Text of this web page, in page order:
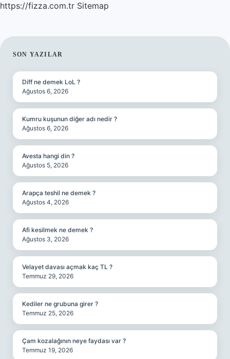
https://fizza.com.tr Sitemap
SIDEBAR
SON YAZILAR
Diff ne demek LoL ?
Ağustos 6, 2026
Kumru kuşunun diğer adı nedir ?
Ağustos 6, 2026
Avesta hangi din ?
Ağustos 5, 2026
Arapça teshil ne demek ?
Ağustos 4, 2026
Afi kesilmek ne demek ?
Ağustos 3, 2026
Velayet davası açmak kaç TL ?
Temmuz 29, 2026
Kediler ne grubuna girer ?
Temmuz 25, 2026
Çam kozalağının neye faydası var ?
Temmuz 19, 2026